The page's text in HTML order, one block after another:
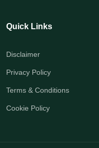
Quick Links
Disclaimer
Privacy Policy
Terms & Conditions
Cookie Policy